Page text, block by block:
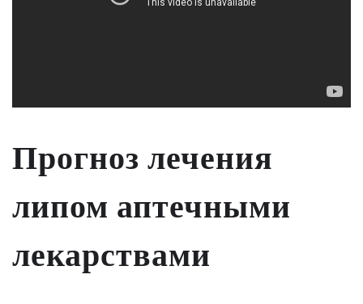
Прогноз лечения
липом аптечными
лекарствами